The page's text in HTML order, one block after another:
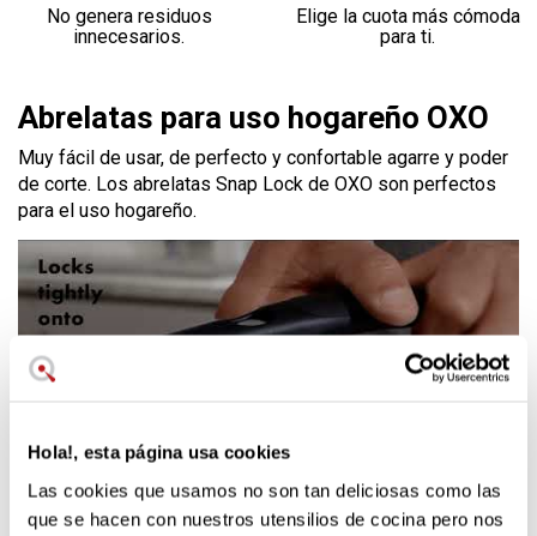
Hola!, esta página usa cookies
Las cookies que usamos no son tan deliciosas como las
que se hacen con nuestros utensilios de cocina pero nos
No genera residuos
innecesarios.
Elige la cuota más cómoda
para ti.
Abrelatas para uso hogareño OXO
Muy fácil de usar, de perfecto y confortable agarre y poder
de corte. Los abrelatas Snap Lock de OXO son perfectos
para el uso hogareño.